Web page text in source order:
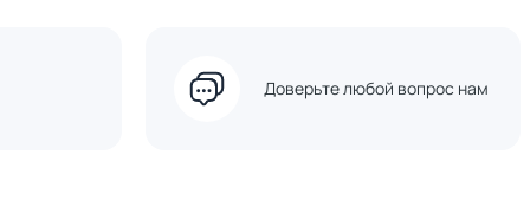
Доверьте любой вопрос нам